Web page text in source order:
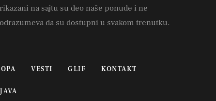
na sajtu su deo naše ponude i ne
da su dostupni u svakom trenutku.
VESTI GLIF KONTAKT